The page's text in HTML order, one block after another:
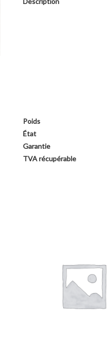
Poids
État
Garantie
TVA récupérable